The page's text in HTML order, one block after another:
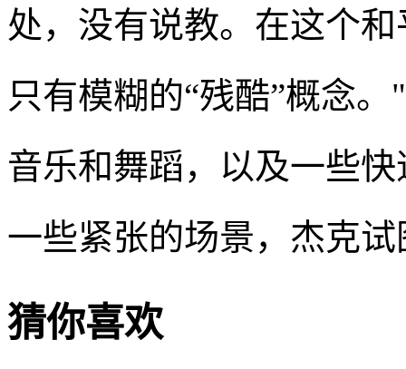
处，没有说教。在这个
只有模糊的“残酷”概念
音乐和舞蹈，以及一些
一些紧张的场景，杰克
猜你喜欢